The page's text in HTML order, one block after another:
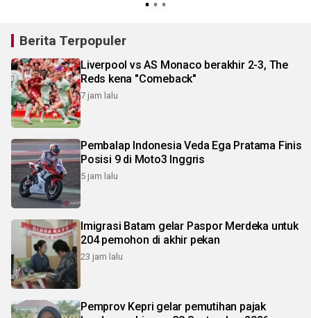
Berita Terpopuler
Liverpool vs AS Monaco berakhir 2-3, The
Reds kena "Comeback"
7 jam lalu
Pembalap Indonesia Veda Ega Pratama Finis
Posisi 9 di Moto3 Inggris
5 jam lalu
Imigrasi Batam gelar Paspor Merdeka untuk
204 pemohon di akhir pekan
23 jam lalu
Pemprov Kepri gelar pemutihan pajak